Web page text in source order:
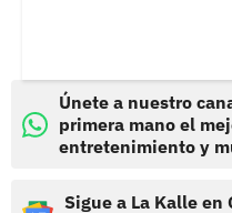
Únete a nuestro
primera mano el
entretenimiento y
Sigue a La Kalle